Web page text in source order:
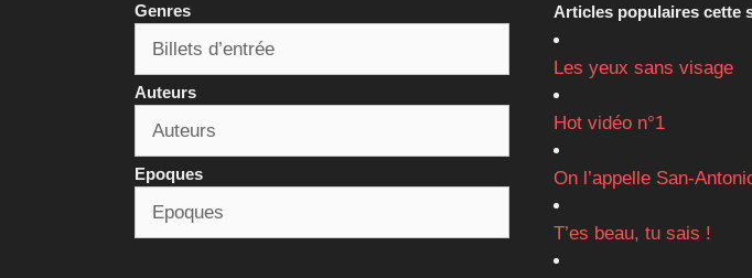
Genres
Auteurs
Epoques
Articles populaires cette
Les yeux sans visage
Hot vidéo n°1
On l’appelle San-
T’es beau, tu sais !